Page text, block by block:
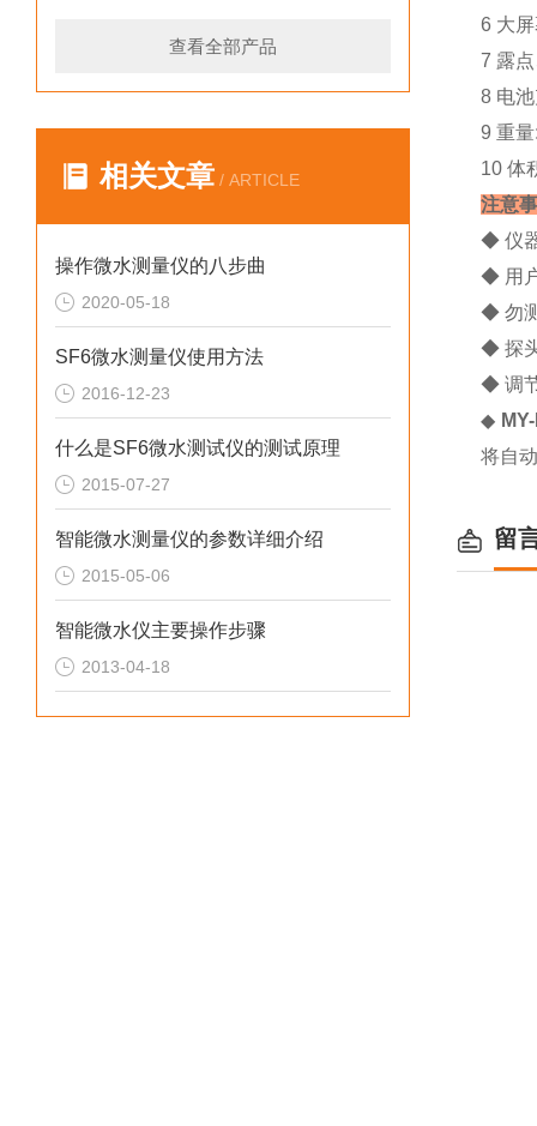
查看全部产品
相关文章 / ARTICLE
操作微水测量仪的八步曲
2020-05-18
SF6微水测量仪使用方法
2016-12-23
什么是SF6微水测试仪的测试原理
2015-07-27
智能微水测量仪的参数详细介绍
2015-05-06
智能微水仪主要操作步骤
2013-04-18
6 大
7 露
8 电
9 重
10 体
注意
◆ 仪
◆ 用
◆ 勿
◆ 探
◆ 调
◆
将自
留